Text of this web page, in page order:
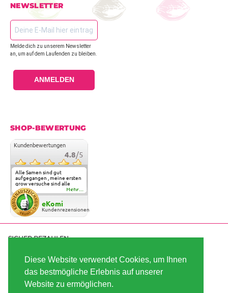
Diese Website verwendet Cookies, um Ihnen
das bestmögliche Erlebnis auf unserer
Website zu ermöglichen.
NEWSLETTER
Melde dich zu unserem Newsletter
an, um auf dem Laufenden zu bleiben.
ANMELDEN
SHOP-BEWERTUNG
Kundenbewertungen
4.8/5
Alle Samen sind gut
aufgegangen , meine ersten
grow versuche sind alle
geglückt. Die Sorten und
Anbieter Vielfalt
überzeugen sehr . Werde
wohl immer hier bestellen !
Mehr...
eKomi
Kundenrezensionen
SICHER BEZAHLEN
SCHNELL VERSENDET